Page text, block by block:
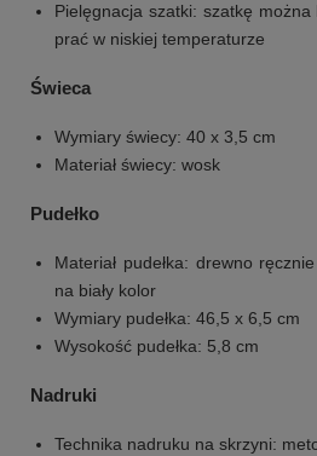
Pielęgnacja szatki: szatkę
prać w niskiej temperaturze
Świeca
Wymiary świecy: 40 x 3,5 cm
Materiał świecy: wosk
Pudełko
Materiał pudełka: drewno
na biały kolor
Wymiary pudełka: 46,5 x 6,5 cm
Wysokość pudełka: 5,8 cm
Nadruki
Technika nadruku na skrzyni: